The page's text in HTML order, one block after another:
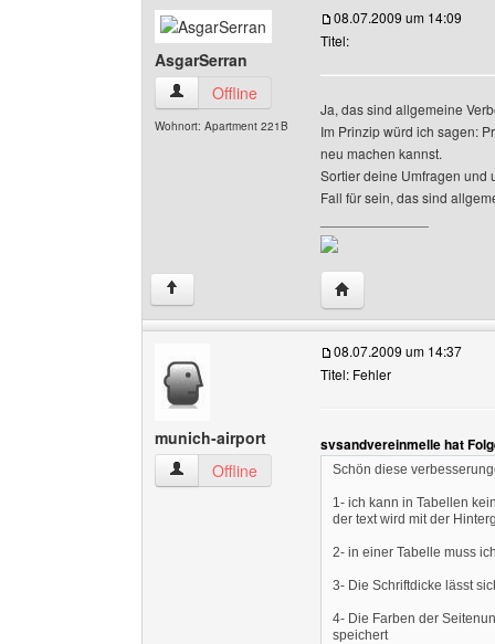
AsgarSerran
AsgarSerran Benutzer-Profile anzeigen
Offline
Wohnort: Apartment 221B
08.07.2009 um 14:09
Titel:
Ja, das sind allgemeine
Im Prinzip würd ich sagen:
neu machen kannst.
Sortier deine Umfragen und
Fall für sein, das sind
↑ Website dieses
munich-airport
munich-airport Benutzer-Profile anzeigen
Offline
08.07.2009 um 14:37
Titel: Fehler
svsandvereinmelle hat
Schön diese
1- ich kann in Tabellen
der text wird mit der
2- in einer Tabelle muss
3- Die Schriftdicke lässt
4- Die Farben der
speichert